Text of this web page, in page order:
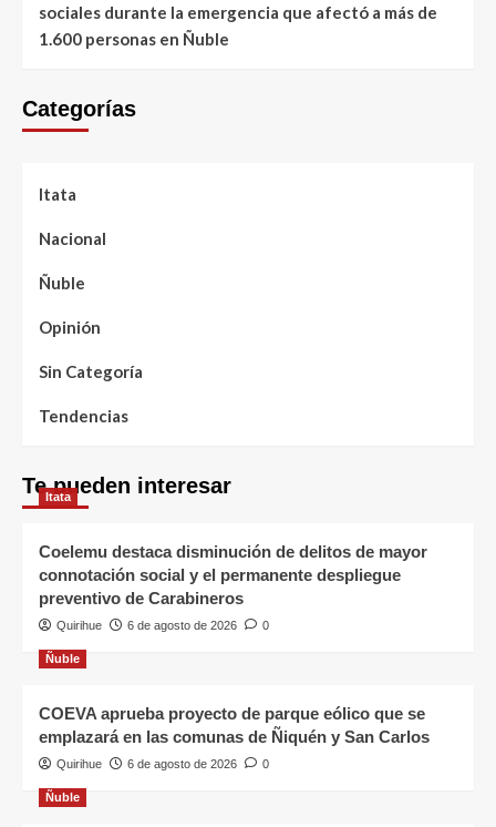
sociales durante la emergencia que afectó a más de
1.600 personas en Ñuble
Categorías
Itata
Nacional
Ñuble
Opinión
Sin Categoría
Tendencias
Te pueden interesar
Itata
Coelemu destaca disminución de delitos de mayor
connotación social y el permanente despliegue
preventivo de Carabineros
Quirihue 6 de agosto de 2026 0
Ñuble
COEVA aprueba proyecto de parque eólico que se
emplazará en las comunas de Ñiquén y San Carlos
Quirihue 6 de agosto de 2026 0
Ñuble